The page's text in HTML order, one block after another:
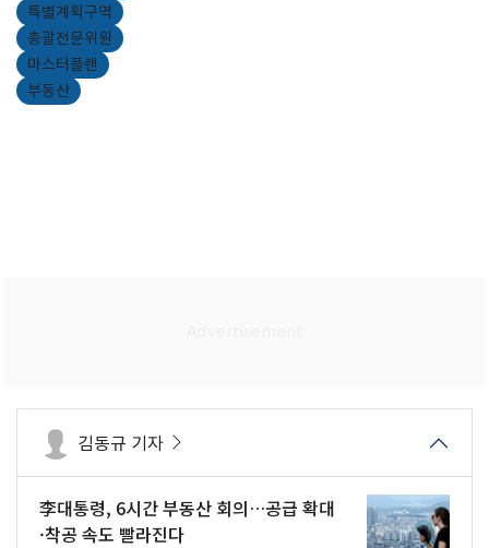
특별계획구역
총괄전문위원
마스터플랜
부동산
김동규 기자
李대통령, 6시간 부동산 회의…공급 확대
·착공 속도 빨라진다